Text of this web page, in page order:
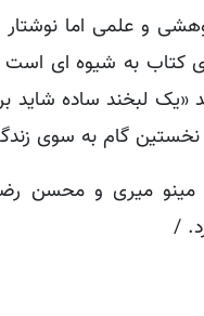
و علمی اما
کتاب به شیوه ای
«یک لبخند ساده شاید
گام به سوی
این کتاب به ترجمه «مصلح
/